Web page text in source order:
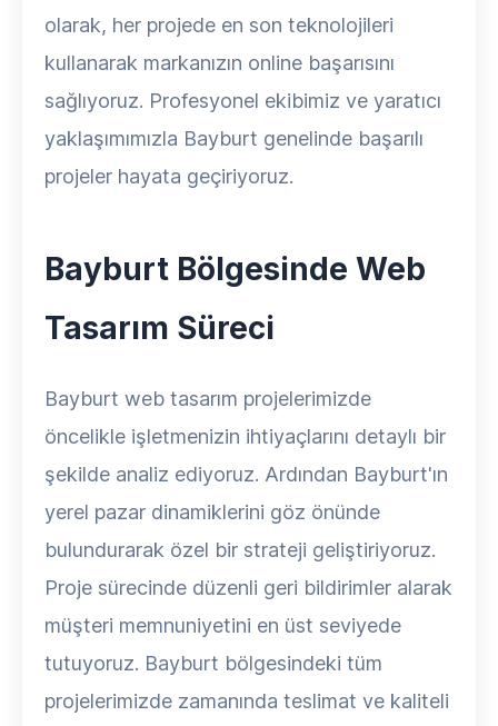
olarak, her projede en son teknolojileri
kullanarak markanızın online başarısını
sağlıyoruz. Profesyonel ekibimiz ve yaratıcı
yaklaşımımızla Bayburt genelinde başarılı
projeler hayata geçiriyoruz.
Bayburt Bölgesinde Web
Tasarım Süreci
Bayburt web tasarım projelerimizde
öncelikle işletmenizin ihtiyaçlarını detaylı bir
şekilde analiz ediyoruz. Ardından Bayburt'ın
yerel pazar dinamiklerini göz önünde
bulundurarak özel bir strateji geliştiriyoruz.
Proje sürecinde düzenli geri bildirimler alarak
müşteri memnuniyetini en üst seviyede
tutuyoruz. Bayburt bölgesindeki tüm
projelerimizde zamanında teslimat ve kaliteli